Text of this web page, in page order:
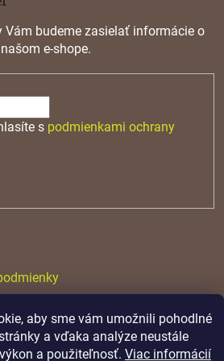
aby sme vám umožnili pohodlné
a vďaka analýze neustále
a použiteľnosť. Viac informácií
Vám budeme zasielať informácie o
e-shope.
s podmienkami ochrany